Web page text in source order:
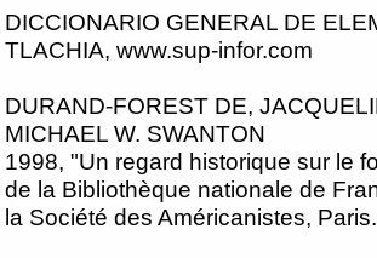
DICCIONARIO GENERAL DE
TLACHIA, www.sup-infor.com
DURAND-FOREST DE,
MICHAEL W. SWANTON
1998, "Un regard historique sur le
de la Bibliothèque nationale de
la Société des Américanistes, Paris.